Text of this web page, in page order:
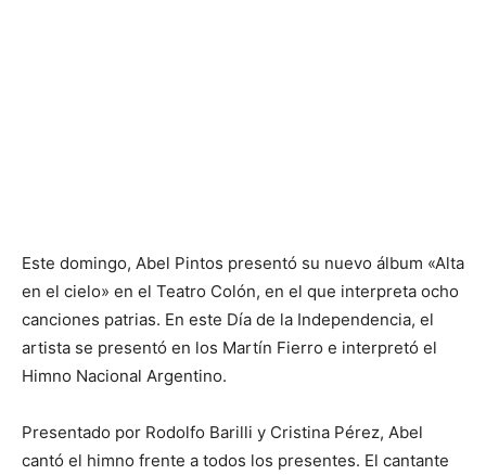
Este domingo, Abel Pintos presentó su nuevo álbum «Alta
en el cielo» en el Teatro Colón, en el que interpreta ocho
canciones patrias. En este Día de la Independencia, el
artista se presentó en los Martín Fierro e interpretó el
Himno Nacional Argentino.
Presentado por Rodolfo Barilli y Cristina Pérez, Abel
cantó el himno frente a todos los presentes. El cantante